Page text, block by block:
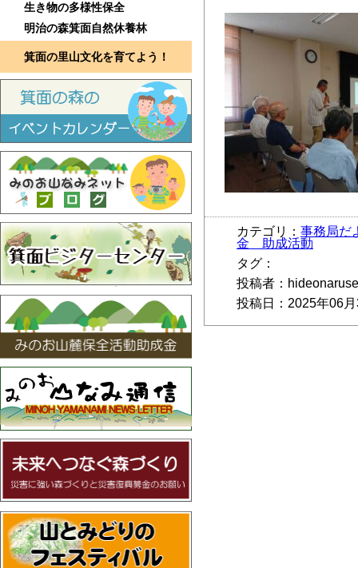
生き物の多様性保全
明治の森箕面自然休養林
箕面の里山文化を育てよう！
カテゴリ： 事務局だ
金 助成活動
タグ：
投稿者：hideonaruse
投稿日：2025年06